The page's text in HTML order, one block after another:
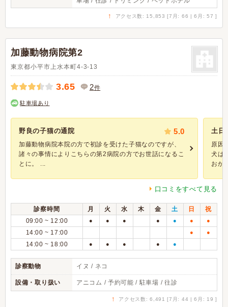
↑ アクセス数: 15,853 [7月: 66 | 6月: 57 ]
加藤動物病院第2
東京都小平市上水本町4-3-13
3.65 2件
駐車場あり
野良の子猫の通院 5.0
加藤動物病院本院の方で初診を受けた子猫なのですが、
諸々の事情によりこちらの第2病院の方でお世話になるこ
とに。 ...
土日
原因
犬は
おか
口コミをすべて見る
診察時間 月 火 水 木 金 土 日
祝
09:00 ~ 12:00
● ● ● ● ● ● ●
14:00 ~ 17:00 ● ●
14:00 ~ 18:00 ● ● ● ● ●
診察動物 イヌ / ネコ
設備・取り扱い アニコム / 予約可能 / 駐車場 / 往診
↑ アクセス数: 6,491 [7月: 44 | 6月: 19 ]